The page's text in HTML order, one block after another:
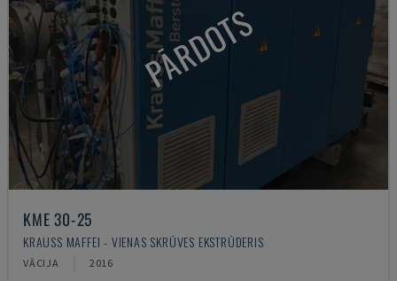
PĀRDOTS
KME 30-25
KRAUSS MAFFEI - VIENAS SKRŪVES EKSTRŪDERIS
VĀCIJA 2016